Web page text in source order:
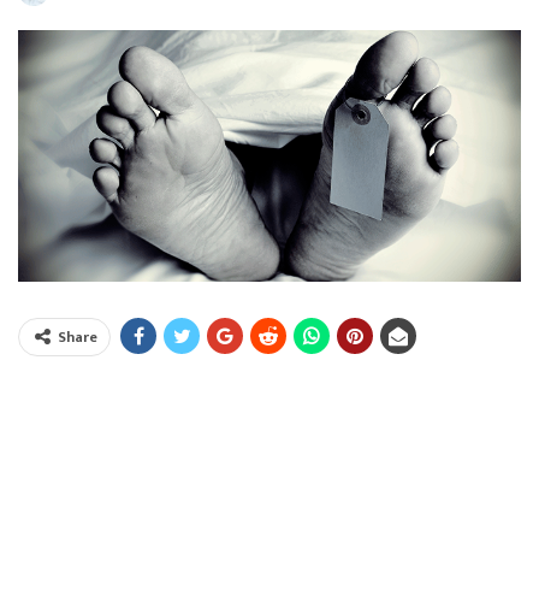
Share